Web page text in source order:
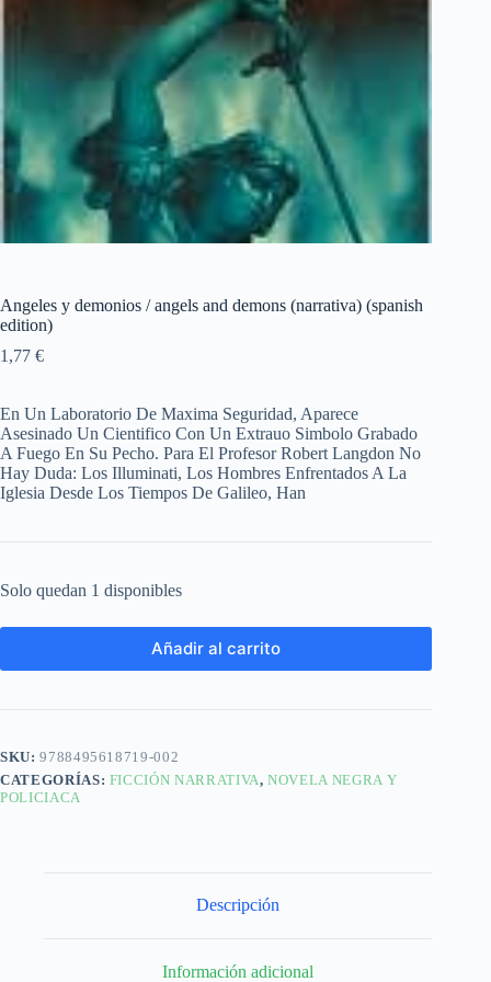
Angeles y demonios / angels and demons (narrativa) (spanish
edition)
1,77 €
En Un Laboratorio De Maxima Seguridad, Aparece
Asesinado Un Cientifico Con Un Extrauo Simbolo Grabado
A Fuego En Su Pecho. Para El Profesor Robert Langdon No
Hay Duda: Los Illuminati, Los Hombres Enfrentados A La
Iglesia Desde Los Tiempos De Galileo, Han
Solo quedan 1 disponibles
Añadir al carrito
SKU:9788495618719-002
CATEGORÍAS: FICCIÓN NARRATIVA,NOVELA NEGRA Y
POLICIACA
Descripción
Información adicional